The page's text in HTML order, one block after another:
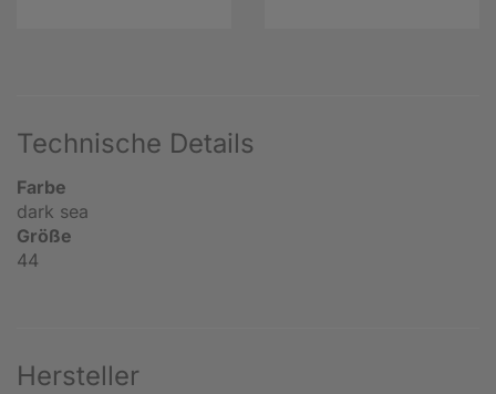
Technische Details
Farbe
dark sea
Größe
44
Hersteller